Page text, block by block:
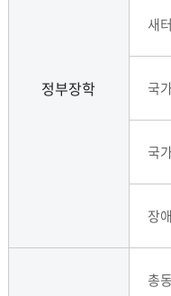
정부장학
새
국
국
장
총